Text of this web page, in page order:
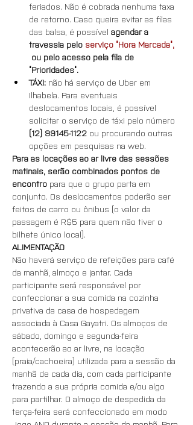
feriados. Não é cobrada nenhuma taxa
de retorno. Caso queira evitar as filas
das balsa, é possível agendar a
travessia pelo serviço “Hora Marcada”,
ou pelo acesso pela fila de
“Prioridades”.
TÁXI: não há serviço de Uber em
Ilhabela. Para eventuais
deslocamentos locais, é possível
solicitar o serviço de táxi pelo número
(12) 99145-1122 ou procurando outras
opções em pesquisas na web.
Para as locações ao ar livre das sessões
matinais, serão combinados pontos de
encontro para que o grupo parta em
conjunto. Os deslocamentos poderão ser
feitos de carro ou ônibus (o valor da
passagem é R$5 para quem não tiver o
bilhete único local).
ALIMENTAÇÃO
Não haverá serviço de refeições para café
da manhã, almoço e jantar. Cada
participante será responsável por
confeccionar a sua comida na cozinha
privativa da casa de hospedagem
associada à Casa Gayatri. Os almoços de
sábado, domingo e segunda-feira
acontecerão ao ar livre, na locação
(praia/cachoeira) utilizada para a sessão da
manhã de cada dia, com cada participante
trazendo a sua própria comida e/ou algo
para partilhar. O almoço de despedida da
terça-feira será confeccionado em modo